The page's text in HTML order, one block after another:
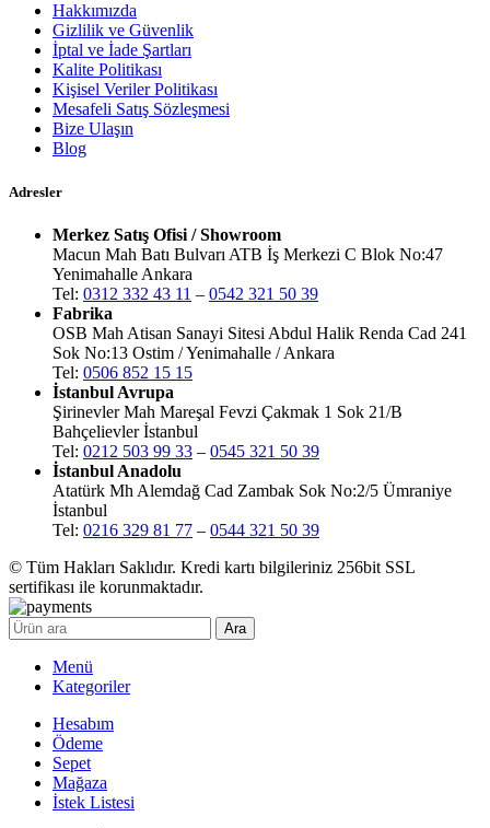
Hakkımızda
Gizlilik ve Güvenlik
İptal ve İade Şartları
Kalite Politikası
Kişisel Veriler Politikası
Mesafeli Satış Sözleşmesi
Bize Ulaşın
Blog
Adresler
Merkez Satış Ofisi / Showroom
Macun Mah Batı Bulvarı ATB İş Merkezi C Blok No:47
Yenimahalle Ankara
Tel: 0312 332 43 11 – 0542 321 50 39
Fabrika
OSB Mah Atisan Sanayi Sitesi Abdul Halik Renda Cad 241
Sok No:13 Ostim / Yenimahalle / Ankara
Tel: 0506 852 15 15
İstanbul Avrupa
Şirinevler Mah Mareşal Fevzi Çakmak 1 Sok 21/B
Bahçelievler İstanbul
Tel: 0212 503 99 33 – 0545 321 50 39
İstanbul Anadolu
Atatürk Mh Alemdağ Cad Zambak Sok No:2/5 Ümraniye
İstanbul
Tel: 0216 329 81 77 – 0544 321 50 39
© Tüm Hakları Saklıdır. Kredi kartı bilgileriniz 256bit SSL
sertifikası ile korunmaktadır.
Ara
Menü
Kategoriler
Hesabım
Ödeme
Sepet
Mağaza
İstek Listesi